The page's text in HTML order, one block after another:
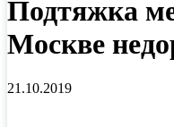
Подтяжка
Москве
21.10.2019